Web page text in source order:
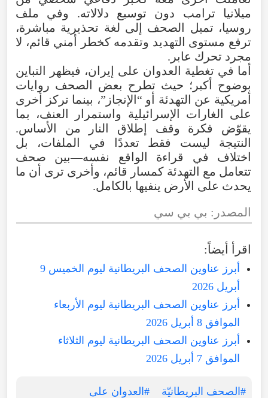
ميلانيا
ترامب دون توسيع دلالاته. وفي
ملف
روسيا، تميل الصحف إلى لغة تحذيرية مباشرة،
ترفع مستوى التهديد وتقدمه كخطر أمني قائم، لا
مجرد تحرك عابر .
أما في تغطية العدوان على إيران، فيظهر
التباين
بوضوح أكبر؛ حيث تطرح بعض الصحف روايات
أمريكية عن التهدئة أو “الإنجاز ”، بينما تركز
أخرى
على الغارات الإسرائيلية واستمرار العنف، بما
يقوّض
فكرة وقف إطلاق النار من الأساس.
النتيجة
ليست فقط تعددًا في الملفات، بل
اختلاف
في قراءة الواقع نفسه—بين
صحف
تتعامل مع التهدئة كمسار قائم، وأخرى ترى أن ما
يحدث على الأرض ينفيها بالكامل.
المصدر : بي بي سي
اقرأ أيضاً:
أبرز عناوين الصحف البريطانية ليوم الخميس 9
أبريل 2026
أبرز عناوين الصحف البريطانية ليوم الأربعاء
الموافق 8 أبريل 2026
أبرز عناوين الصحف البريطانية ليوم الثلاثاء
الموافق 7 أبريل 2026
#الصحف البريطانيّة
#العدوان على